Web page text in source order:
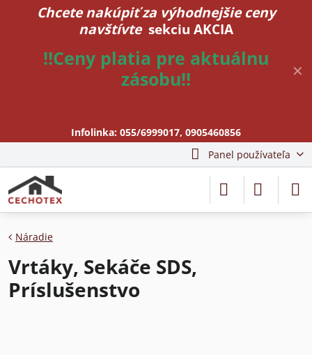
✕
Chcete nakúpiť za výhodnejšie ceny
navštívte sekciu AKCIA
!!Ceny platia pre aktuálnu
zásobu!!
Infolinka: 055/6999017, 0905460856
Panel používateľa
Náradie
Vrtáky, Sekáče SDS,
Príslušenstvo